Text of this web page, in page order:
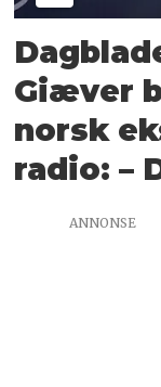
Giæver
norsk
radio: –
ANNONSE